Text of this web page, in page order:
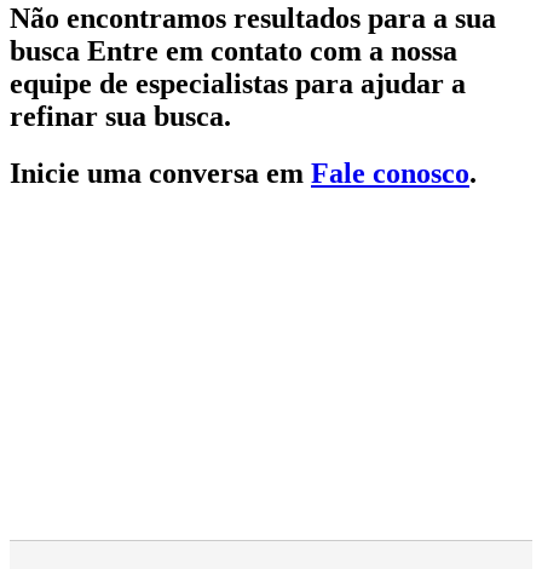
Não encontramos resultados para a sua
busca Entre em contato com a nossa
equipe de especialistas para ajudar a
refinar sua busca.
Inicie uma conversa em Fale conosco.